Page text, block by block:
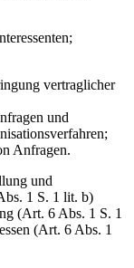
vertraglicher
und
Anfragen.
und
1 S. 1 lit. b)
(Art. 6 Abs. 1 S. 1
(Art. 6 Abs. 1